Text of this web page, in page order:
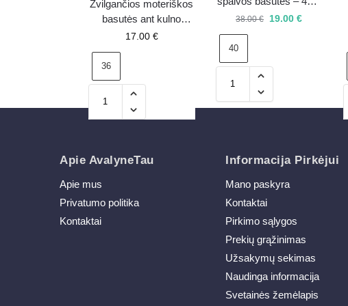
Žvilgančios moteriškos
basutės ant kulno
Kavina juodos
17.00 €
36
išpardavimas
38.00€ 19.00€
40
Apie AvalyneTau
Apie mus
Privatumo politika
Kontaktai
Informacija Pirkėjui
Mano paskyra
Kontaktai
Pirkimo sąlygos
Prekių grąžinimas
Užsakymų sekimas
Naudinga informacija
Svetainės žemėlapis